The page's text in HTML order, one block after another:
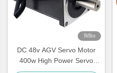
ভিডিও
DC 48v AGV Servo Motor
400w High Power Servo
Motor 3000rpm